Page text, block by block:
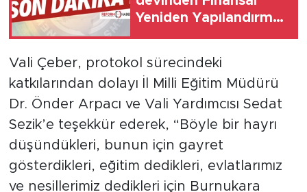
Yeniden Yapılandırma
Vali Çeber, protokol sürecindeki
katkılarından dolayı İl Milli Eğitim Müdürü
Dr. Önder Arpacı ve Vali Yardımcısı Sedat
Sezik’e teşekkür ederek, “Böyle bir hayrı
düşündükleri, bunun için gayret
gösterdikleri, eğitim dedikleri, evlatlarımız
ve nesillerimiz dedikleri için Burnukara